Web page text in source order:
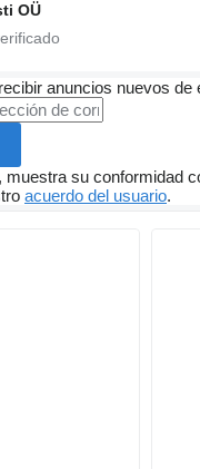
OÜ
anuncios nuevos de
muestra su conformidad
acuerdo del usuario.